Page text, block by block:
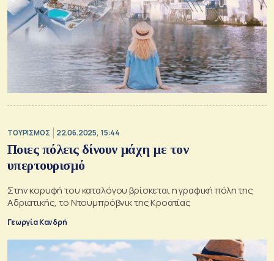
ΤΟΥΡΙΣΜΟΣ 22.06.2025, 15:44
Ποιες πόλεις δίνουν μάχη με τον
υπερτουρισμό
Στην κορυφή του καταλόγου βρίσκεται η γραφική πόλη της
Αδριατικής, το Ντουμπρόβνικ της Κροατίας
Γεωργία Κανδρή